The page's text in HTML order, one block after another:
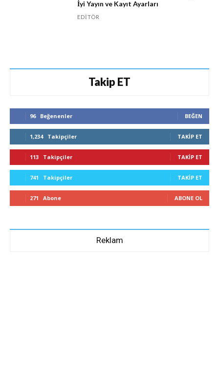
İyi Yayın ve Kayıt Ayarları
EDITÖR
Takip ET
96 Beğenenler BEĞEN
1,234 Takipçiler TAKIP ET
113 Takipçiler TAKIP ET
741 Takipçiler TAKIP ET
271 Abone ABONE OL
Reklam